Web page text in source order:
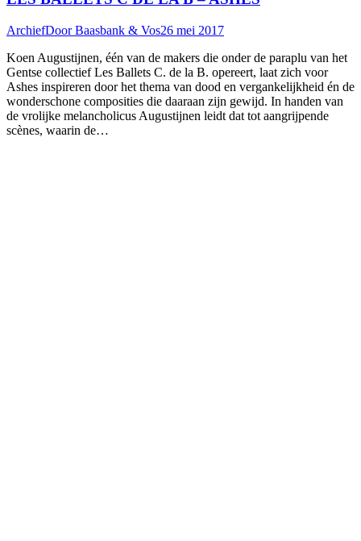
ArchiefDoorBaasbank & Vos26 mei 2017
Koen Augustijnen, één van de makers die onder de paraplu van het
Gentse collectief Les Ballets C. de la B. opereert, laat zich voor
Ashes inspireren door het thema van dood en vergankelijkheid én de
wonderschone composities die daaraan zijn gewijd. In handen van
de vrolijke melancholicus Augustijnen leidt dat tot aangrijpende
scènes, waarin de…